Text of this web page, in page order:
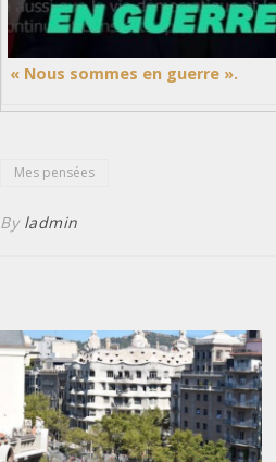
« Nous sommes en guerre ».
Mes pensées
By ladmin